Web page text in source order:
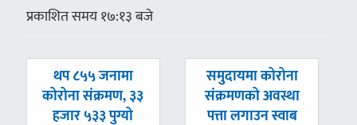
प्रकाशित समय १७:१३ बजे
पछिल्लाे
-
थप ८५५ जनामा
कोरोना संक्रमण, ३३
हजार ५३३ पुग्यो
अघिल्लाे
-
समुदायमा कोरोना
संक्रमणको अवस्था
पत्ता लगाउन स्वाब